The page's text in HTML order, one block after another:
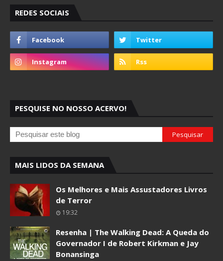
REDES SOCIAIS
PESQUISE NO NOSSO ACERVO!
MAIS LIDOS DA SEMANA
Os Melhores e Mais Assustadores Livros
de Terror
19:32
Resenha | The Walking Dead: A Queda do
Governador I de Robert Kirkman e Jay
Bonansinga